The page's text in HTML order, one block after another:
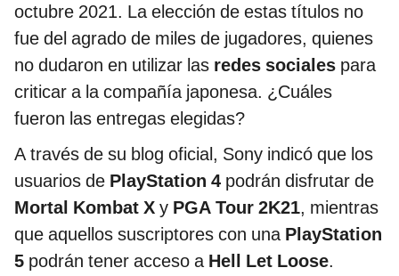
octubre 2021. La elección de estas títulos no
fue del agrado de miles de jugadores, quienes
no dudaron en utilizar las redes sociales para
criticar a la compañía japonesa. ¿Cuáles
fueron las entregas elegidas?
A través de su blog oficial, Sony indicó que los
usuarios de PlayStation 4 podrán disfrutar de
Mortal Kombat X y PGA Tour 2K21, mientras
que aquellos suscriptores con una PlayStation
5 podrán tener acceso a Hell Let Loose.